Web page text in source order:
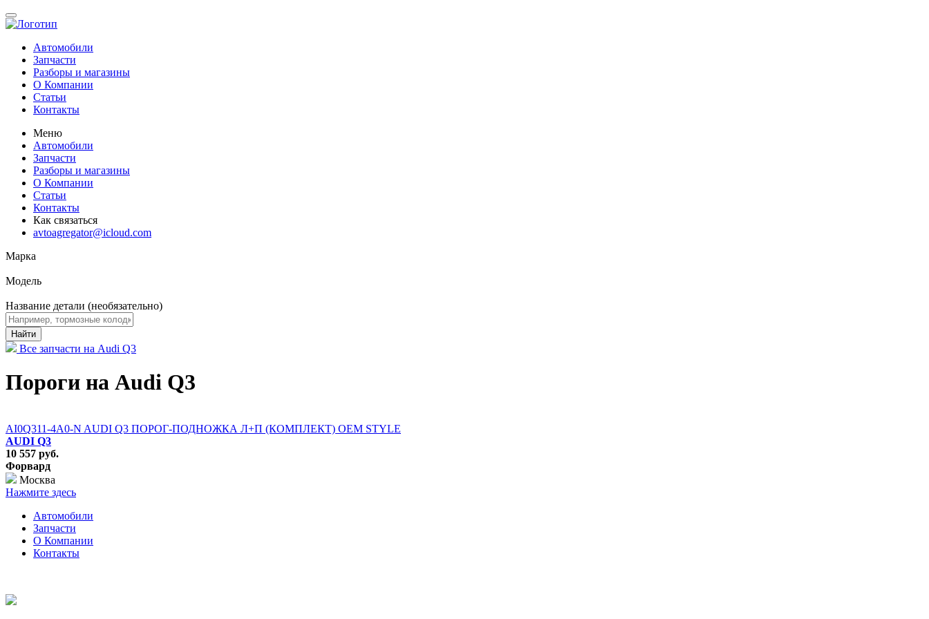
Автомобили
Запчасти
Разборы и магазины
О Компании
Статьи
Контакты
Меню
Автомобили
Запчасти
Разборы и магазины
О Компании
Статьи
Контакты
Как связаться
avtoagregator@icloud.com
Марка
Модель
Название детали (необязательно)
Найти
Все запчасти на Audi Q3
Пороги на Audi Q3
AI0Q311-4A0-N AUDI Q3 ПОРОГ-ПОДНОЖКА Л+П (КОМПЛЕКТ) OEM STYLE
AUDI Q3
10 557 руб.
Форвард
Москва
Нажмите здесь
Автомобили
Запчасти
О Компании
Контакты